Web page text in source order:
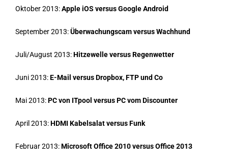
Oktober 2013:Apple iOS versus Google Android
September 2013:Überwachungscam versus Wachhund
Juli/August 2013:Hitzewelle versus Regenwetter
Juni 2013:E-Mail versus Dropbox, FTP und Co
Mai 2013:PC von ITpool versus PC vom Discounter
April 2013:HDMI Kabelsalat versus Funk
Februar 2013:Microsoft Office 2010 versus Office 2013